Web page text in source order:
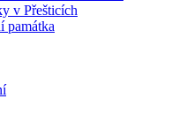
v Přešticích
památka